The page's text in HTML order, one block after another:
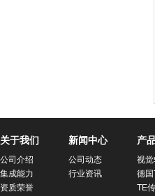
关于我们
公司介绍
集成能力
资质荣誉
新闻中心
公司动态
行业资讯
产
视
德
TE